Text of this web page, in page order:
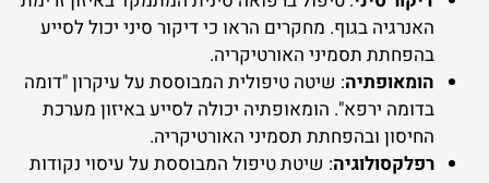
האנרגיה בגוף. מחקרים הראו כי דיקור סיני יכול לסייע
בהפחתת תסמיני האורטיקריה.
הומאופתיה: שיטה טיפולית המבוססת על עיקרון "דומה
בדומה ירפא". הומאופתיה יכולה לסייע באיזון מערכת
החיסון ובהפחתת תסמיני האורטיקריה.
רפלקסולוגיה: שיטת טיפול המבוססת על עיסוי נקודות